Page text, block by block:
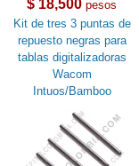
$ 18,500 pesos
Kit de tres 3 puntas de
repuesto negras para
tablas digitalizadoras
Wacom
Intuos/Bamboo